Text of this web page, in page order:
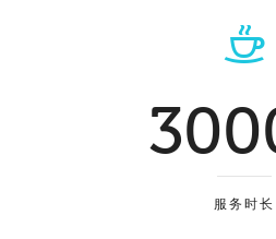
服务时长